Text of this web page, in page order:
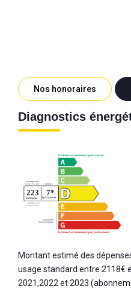
Nos honoraires
Diagnostics
Montant estimé des
usage standard entre 2118€
2021,2022 et 2023